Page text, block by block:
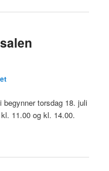
torsdag 18. juli
11.00 og kl. 14.00.